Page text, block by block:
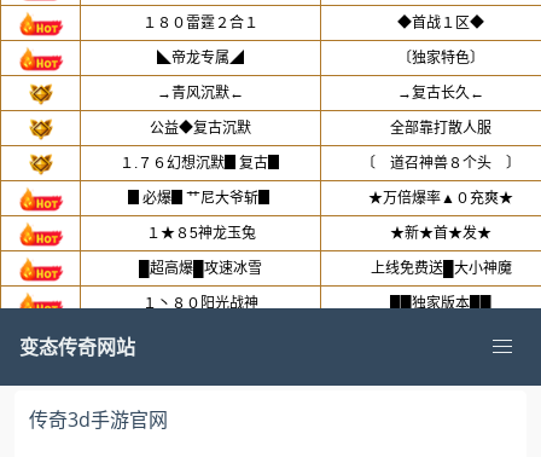
变态传奇网站
传奇3d手游官网